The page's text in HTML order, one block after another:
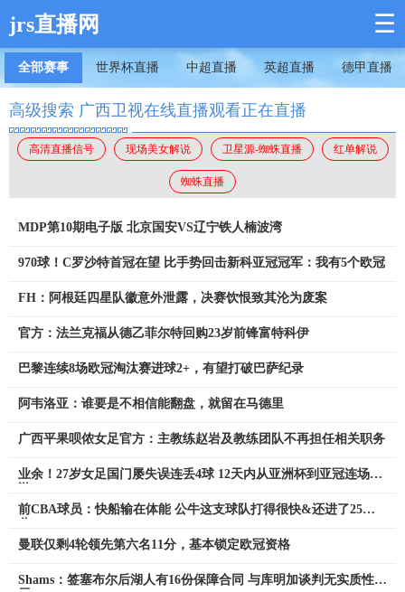
jrs直播网 ☰
全部赛事 世界杯直播 中超直播 英超直播 德甲直播
高级搜索 广西卫视在线直播观看正在直播
高清直播信号 现场美女解说 卫星源-蜘蛛直播 红单解说
蜘蛛直播
MDP第10期电子版 北京国安VS辽宁铁人楠波湾
970球！C罗沙特首冠在望 比手势回击新科亚冠冠军：我有5个欧冠
FH：阿根廷四星队徽意外泄露，决赛饮恨致其沦为废案
官方：法兰克福从德乙菲尔特回购23岁前锋富特科伊
巴黎连续8场欧冠淘汰赛进球2+，有望打破巴萨纪录
阿韦洛亚：谁要是不相信能翻盘，就留在马德里
广西平果呗侬女足官方：主教练赵岩及教练团队不再担任相关职务
业余！27岁女足国门屡失误连丢4球 12天内从亚洲杯到亚冠连场梦
前CBA球员：快船输在体能 公牛这支球队打得很快&还进了25个3
曼联仅剩4轮领先第六名11分，基本锁定欧冠资格
Shams：签塞布尔后湖人有16份保障合同 与库明加谈判无实质性进